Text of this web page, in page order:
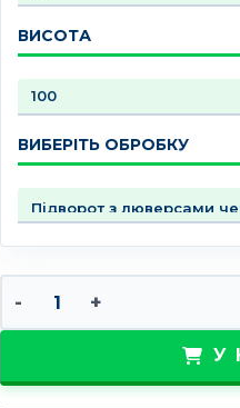
ВИСОТА
ВИБЕРІТЬ ОБРОБКУ
У